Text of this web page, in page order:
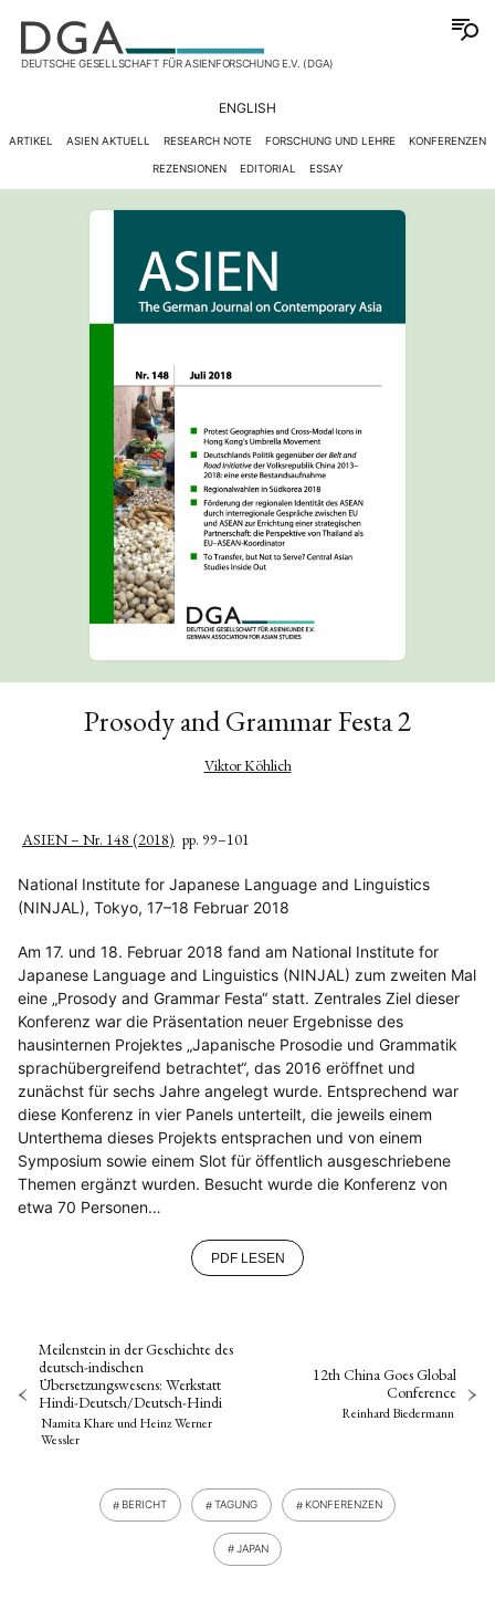
DEUTSCHE GESELLSCHAFT FÜR ASIENFORSCHUNG E.V. (DGA)
ENGLISH
ARTIKEL ASIEN AKTUELL RESEARCH NOTE FORSCHUNG UND LEHRE KONFERENZEN
REZENSIONEN EDITORIAL ESSAY
Prosody and Grammar Festa 2
Viktor Köhlich
ASIEN – Nr. 148 (2018) pp. 99–101
National Institute for Japanese Language and Linguistics
(NINJAL), Tokyo, 17–18 Februar 2018
Am 17. und 18. Februar 2018 fand am National Institute for
Japanese Language and Linguistics (NINJAL) zum zweiten Mal
eine „Prosody and Grammar Festa“ statt. Zentrales Ziel dieser
Konferenz war die Präsentation neuer Ergebnisse des
hausinternen Projektes „Japanische Prosodie und Grammatik
sprachübergreifend betrachtet“, das 2016 eröffnet und
zunächst für sechs Jahre angelegt wurde. Entsprechend war
diese Konferenz in vier Panels unterteilt, die jeweils einem
Unterthema dieses Projekts entsprachen und von einem
Symposium sowie einem Slot für öffentlich ausgeschriebene
Themen ergänzt wurden. Besucht wurde die Konferenz von
etwa 70 Personen…
PDF LESEN
Meilenstein in der Geschichte des
deutsch-indischen
Übersetzungswesens: Werkstatt
Hindi-Deutsch/Deutsch-Hindi
Namita Khareund Heinz Werner
Wessler
12th China Goes Global
Conference
Reinhard Biedermann
BERICHT TAGUNG KONFERENZEN
JAPAN